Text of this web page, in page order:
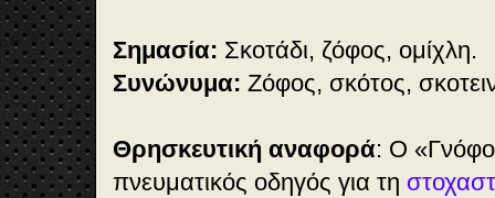
Σημασία: Σκοτάδι, ζόφος, ομίχλη.
Συνώνυμα: Ζόφος, σκότος,
Θρησκευτική αναφορά: Ο
πνευματικός οδηγός για τη